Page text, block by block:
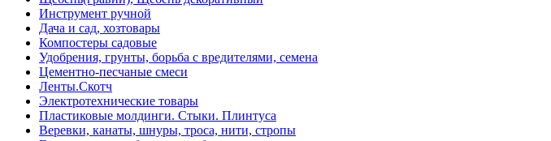
Инструмент ручной
Дача и сад, хозтовары
Компостеры садовые
Удобрения, грунты, борьба с вредителями, семена
Цементно-песчаные смеси
Ленты.Скотч
Электротехнические товары
Пластиковые молдинги. Стыки. Плинтуса
Веревки, канаты, шнуры, троса, нити, стропы